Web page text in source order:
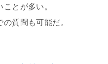
とが多い。
質問も可能だ。